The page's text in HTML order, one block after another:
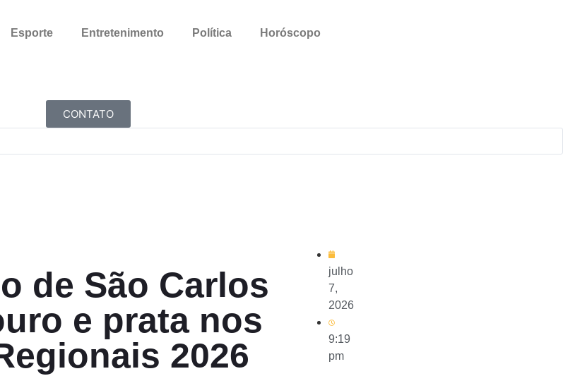
Esporte Entretenimento Política Horóscopo
CONTATO
de São Carlos
e prata nos
2026
julho
7,
2026
9:19
pm